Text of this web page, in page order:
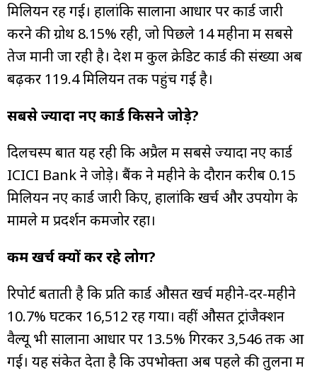
मिलियन रह गई। हालांकि सालाना आधार पर कार्ड जारी
करने की ग्रोथ 8.15% रही, जो पिछले 14 महीनों में सबसे
तेज मानी जा रही है। देश में कुल क्रेडिट कार्ड की संख्या अब
बढ़कर 119.4 मिलियन तक पहुंच गई है।
सबसे ज्यादा नए कार्ड किसने जोड़े?
दिलचस्प बात यह रही कि अप्रैल में सबसे ज्यादा नए कार्ड
ICICI Bank ने जोड़े। बैंक ने महीने के दौरान करीब 0.15
मिलियन नए कार्ड जारी किए, हालांकि खर्च और उपयोग के
मामले में प्रदर्शन कमजोर रहा।
कम खर्च क्यों कर रहे लोग?
रिपोर्ट बताती है कि प्रति कार्ड औसत खर्च महीने-दर-महीने
10.7% घटकर ₹16,512 रह गया। वहीं औसत ट्रांजैक्शन
वैल्यू भी सालाना आधार पर 13.5% गिरकर ₹3,546 तक आ
गई। यह संकेत देता है कि उपभोक्ता अब पहले की तुलना में